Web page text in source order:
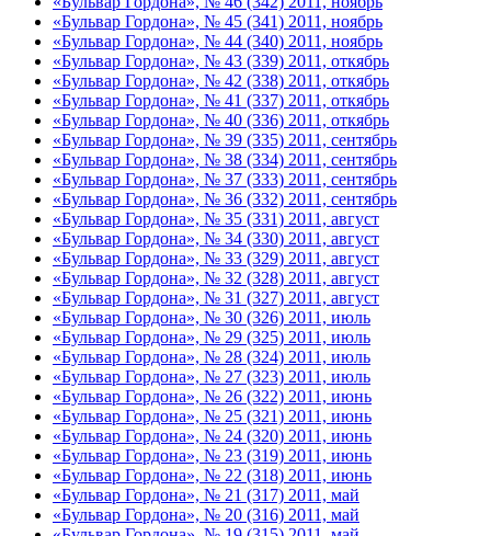
«Бульвар Гордона», № 45 (341) 2011, ноябрь
«Бульвар Гордона», № 44 (340) 2011, ноябрь
«Бульвар Гордона», № 43 (339) 2011, откябрь
«Бульвар Гордона», № 42 (338) 2011, откябрь
«Бульвар Гордона», № 41 (337) 2011, откябрь
«Бульвар Гордона», № 40 (336) 2011, откябрь
«Бульвар Гордона», № 39 (335) 2011, сентябрь
«Бульвар Гордона», № 38 (334) 2011, сентябрь
«Бульвар Гордона», № 37 (333) 2011, сентябрь
«Бульвар Гордона», № 36 (332) 2011, сентябрь
«Бульвар Гордона», № 35 (331) 2011, август
«Бульвар Гордона», № 34 (330) 2011, август
«Бульвар Гордона», № 33 (329) 2011, август
«Бульвар Гордона», № 32 (328) 2011, август
«Бульвар Гордона», № 31 (327) 2011, август
«Бульвар Гордона», № 30 (326) 2011, июль
«Бульвар Гордона», № 29 (325) 2011, июль
«Бульвар Гордона», № 28 (324) 2011, июль
«Бульвар Гордона», № 27 (323) 2011, июль
«Бульвар Гордона», № 26 (322) 2011, июнь
«Бульвар Гордона», № 25 (321) 2011, июнь
«Бульвар Гордона», № 24 (320) 2011, июнь
«Бульвар Гордона», № 23 (319) 2011, июнь
«Бульвар Гордона», № 22 (318) 2011, июнь
«Бульвар Гордона», № 21 (317) 2011, май
«Бульвар Гордона», № 20 (316) 2011, май